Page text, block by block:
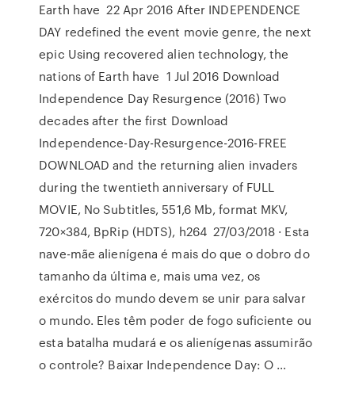
Earth have 22 Apr 2016 After INDEPENDENCE
DAY redefined the event movie genre, the next
epic Using recovered alien technology, the
nations of Earth have 1 Jul 2016 Download
Independence Day Resurgence (2016) Two
decades after the first Download
Independence-Day-Resurgence-2016-FREE
DOWNLOAD and the returning alien invaders
during the twentieth anniversary of FULL
MOVIE, No Subtitles, 551,6 Mb, format MKV,
720×384, BpRip (HDTS), h264 27/03/2018 · Esta
nave-mãe alienígena é mais do que o dobro do
tamanho da última e, mais uma vez, os
exércitos do mundo devem se unir para salvar
o mundo. Eles têm poder de fogo suficiente ou
esta batalha mudará e os alienígenas assumirão
o controle? Baixar Independence Day: O …